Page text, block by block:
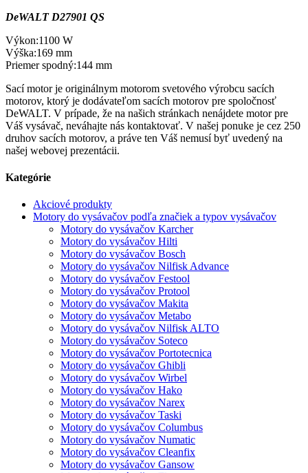
DeWALT D27901 QS
Výkon:1100 W
Výška:169 mm
Priemer spodný:144 mm
Sací motor je originálnym motorom svetového výrobcu sacích
motorov, ktorý je dodávateľom sacích motorov pre spoločnosť
DeWALT. V prípade, že na našich stránkach nenájdete motor pre
Váš vysávač, neváhajte nás kontaktovať. V našej ponuke je cez 250
druhov sacích motorov, a práve ten Váš nemusí byť uvedený na
našej webovej prezentácii.
Kategórie
Akciové produkty
Motory do vysávačov podľa značiek a typov vysávačov
Motory do vysávačov Karcher
Motory do vysávačov Hilti
Motory do vysávačov Bosch
Motory do vysávačov Nilfisk Advance
Motory do vysávačov Festool
Motory do vysávačov Protool
Motory do vysávačov Makita
Motory do vysávačov Metabo
Motory do vysávačov Nilfisk ALTO
Motory do vysávačov Soteco
Motory do vysávačov Portotecnica
Motory do vysávačov Ghibli
Motory do vysávačov Wirbel
Motory do vysávačov Hako
Motory do vysávačov Narex
Motory do vysávačov Taski
Motory do vysávačov Columbus
Motory do vysávačov Numatic
Motory do vysávačov Cleanfix
Motory do vysávačov Gansow